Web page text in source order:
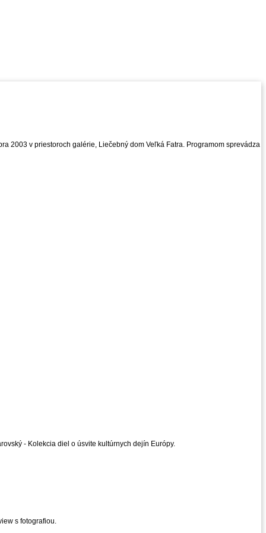
2003 v priestoroch galérie, Liečebný dom Veľká Fatra. Programom sprevádza
- Kolekcia diel o úsvite kultúrnych dejín Európy.
s fotografiou.